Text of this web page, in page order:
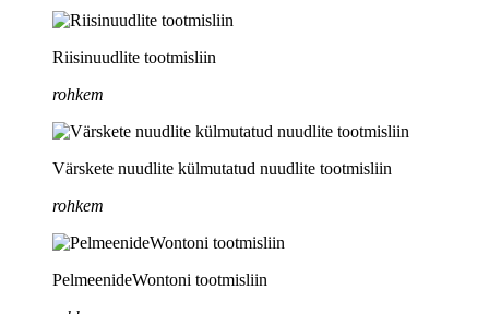
Riisinuudlite tootmisliin
rohkem
Värskete nuudlite külmutatud nuudlite tootmisliin
rohkem
PelmeenideWontoni tootmisliin